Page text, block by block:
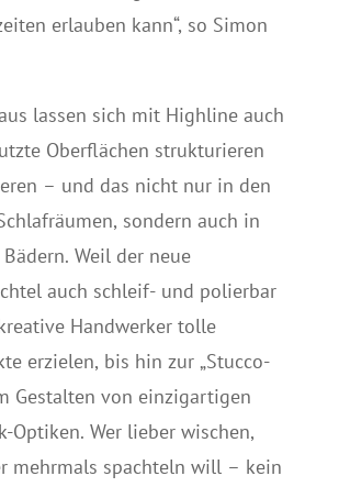
erlauben kann“, so Simon
lassen sich mit Highline auch
Oberflächen strukturieren
– und das nicht nur in den
sondern auch in
Weil der neue
auch schleif- und polierbar
Handwerker tolle
erzielen, bis hin zur „Stucco-
Gestalten von einzigartigen
Optiken. Wer lieber wischen,
mehrmals spachteln will – kein